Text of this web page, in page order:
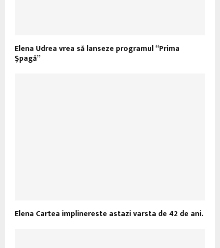
Elena Udrea vrea să lanseze programul “Prima
Şpagă”
Elena Cartea implinereste astazi varsta de 42 de ani.